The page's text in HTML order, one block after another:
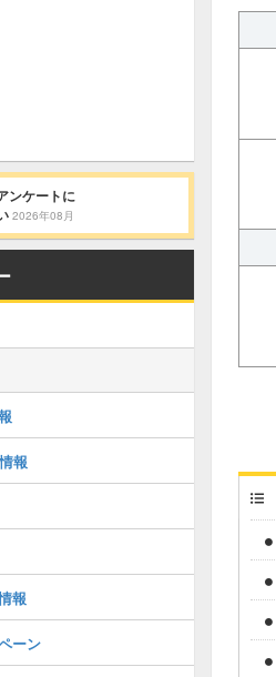
ンケートに
2026年08月
報
報
ーン